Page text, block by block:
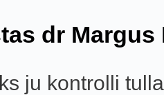
dr Margus
ju kontrolli